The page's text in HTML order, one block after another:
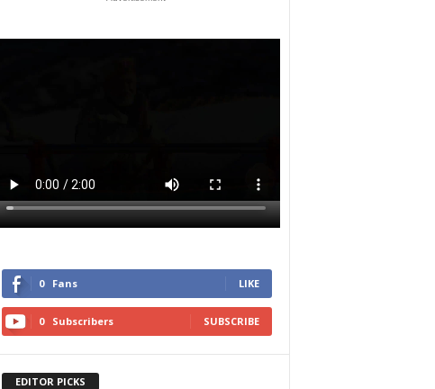
0 Fans LIKE
0 Subscribers SUBSCRIBE
EDITOR PICKS